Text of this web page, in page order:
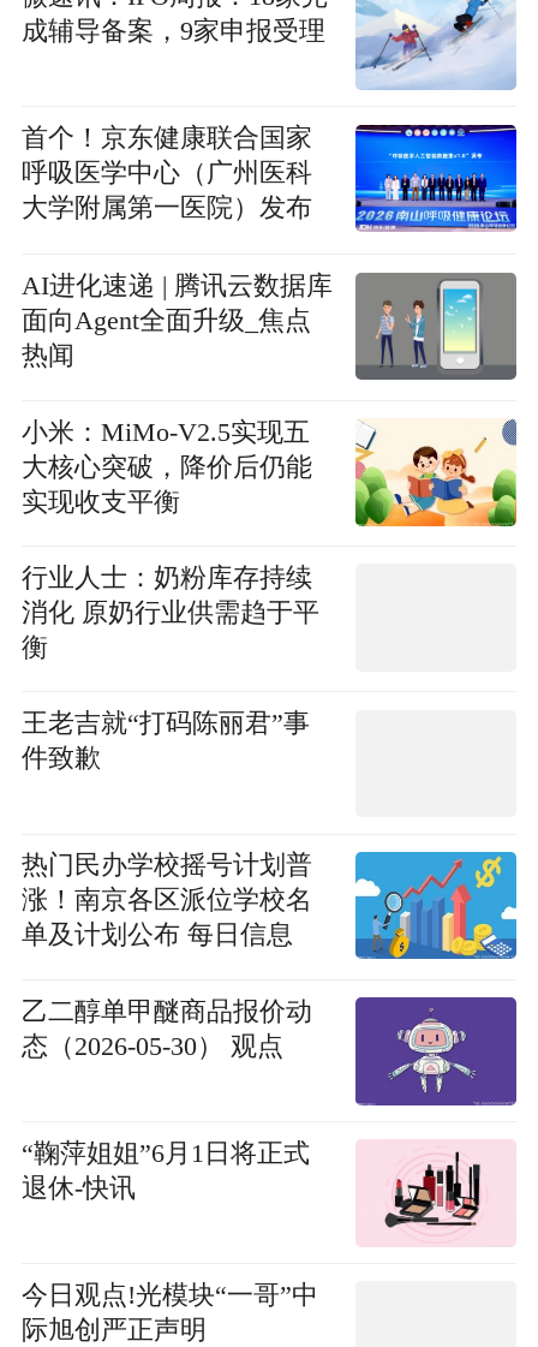
成辅导备案，9家申报受理
首个！京东健康联合国家
呼吸医学中心（广州医科
大学附属第一医院）发布
集，加快建设医疗AI标杆
AI进化速递 | 腾讯云数据库
面向Agent全面升级_焦点
热闻
小米：MiMo-V2.5实现五
大核心突破，降价后仍能
实现收支平衡
行业人士：奶粉库存持续
消化 原奶行业供需趋于平
衡
王老吉就“打码陈丽君”事
件致歉
热门民办学校摇号计划普
涨！南京各区派位学校名
单及计划公布 每日信息
乙二醇单甲醚商品报价动
态（2026-05-30） 观点
“鞠萍姐姐”6月1日将正式
退休-快讯
今日观点!光模块“一哥”中
际旭创严正声明